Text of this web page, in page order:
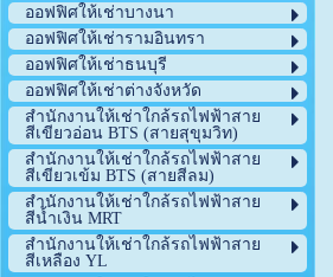
ออฟฟิศให้เช่าบางนา
ออฟฟิศให้เช่ารามอินทรา
ออฟฟิศให้เช่าธนบุรี
ออฟฟิศให้เช่าต่างจังหวัด
สำนักงานให้เช่าใกล้รถไฟฟ้าสาย
สีเขียวอ่อน BTS (สายสุขุมวิท)
สำนักงานให้เช่าใกล้รถไฟฟ้าสาย
สีเขียวเข้ม BTS (สายสีลม)
สำนักงานให้เช่าใกล้รถไฟฟ้าสาย
สีน้ำเงิน MRT
สำนักงานให้เช่าใกล้รถไฟฟ้าสาย
สีเหลือง YL